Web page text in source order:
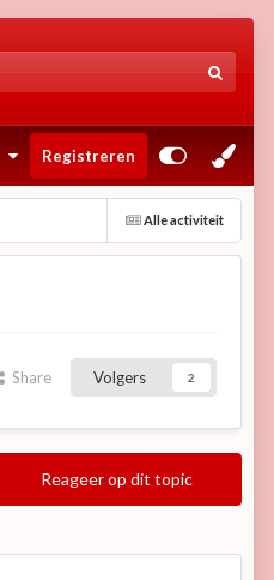
Registreren
Alle activiteit
Share Volgers 2
Reageer op dit topic